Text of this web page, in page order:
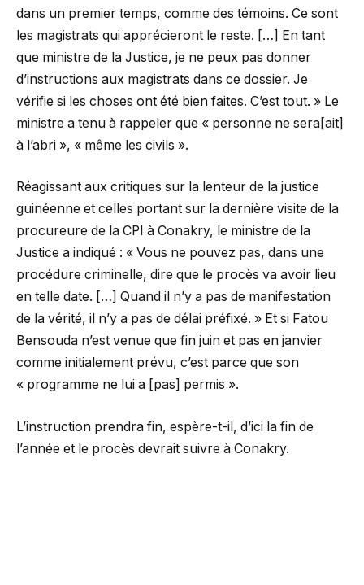
dans un premier temps, comme des témoins. Ce sont
les magistrats qui apprécieront le reste. […] En tant
que ministre de la Justice, je ne peux pas donner
d’instructions aux magistrats dans ce dossier. Je
vérifie si les choses ont été bien faites. C’est tout. » Le
ministre a tenu à rappeler que « personne ne sera[ait]
à l’abri », « même les civils ».
Réagissant aux critiques sur la lenteur de la justice
guinéenne et celles portant sur la dernière visite de la
procureure de la CPI à Conakry, le ministre de la
Justice a indiqué : « Vous ne pouvez pas, dans une
procédure criminelle, dire que le procès va avoir lieu
en telle date. […] Quand il n’y a pas de manifestation
de la vérité, il n’y a pas de délai préfixé. » Et si Fatou
Bensouda n’est venue que fin juin et pas en janvier
comme initialement prévu, c’est parce que son
« programme ne lui a [pas] permis ».
L’instruction prendra fin, espère-t-il, d’ici la fin de
l’année et le procès devrait suivre à Conakry.